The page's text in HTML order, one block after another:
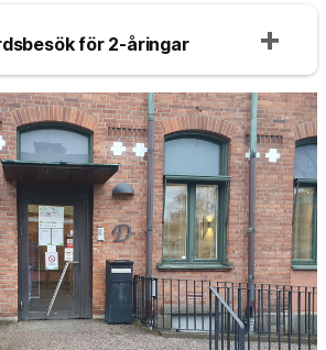
för 2-åringar